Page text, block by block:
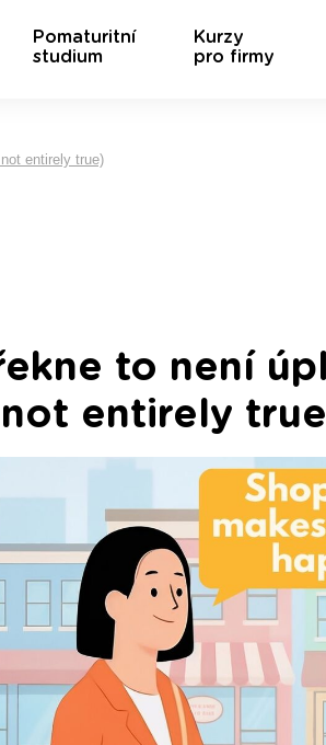
Pomaturitní
studium
Kurzy
pro firmy
entirely true)
to není
not entirely